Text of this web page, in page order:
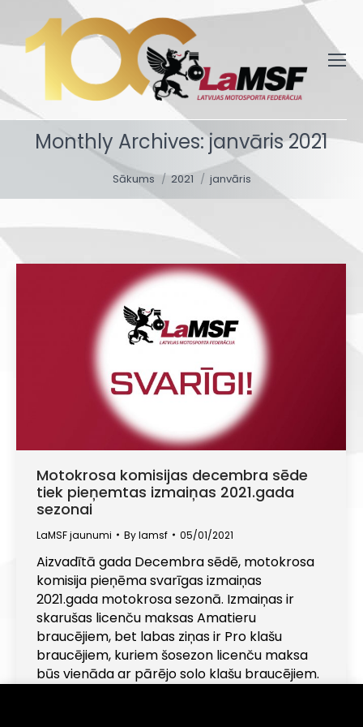
Monthly Archives:janvāris 2021
Sākums 2021 janvāris
Motokrosa komisijas decembra sēde
tiek pieņemtas izmaiņas 2021.gada
sezonai
LaMSF jaunumi Bylamsf 05/01/2021
Aizvadītā gada Decembra sēdē, motokrosa
komisija pieņēma svarīgas izmaiņas
2021.gada motokrosa sezonā. Izmaiņas ir
skarušas licenču maksas Amatieru
braucējiem, bet labas ziņas ir Pro klašu
braucējiem, kuriem šosezon licenču maksa
būs vienāda ar pārējo solo klašu braucējiem.